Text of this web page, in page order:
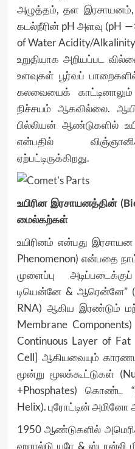
அழுத்தம், தள இரசாயனம்,
கடல்நீரின் pH அளவு (pH
of Water Acidity/
உறுதியாக அறியப்பட
உளவுகள் பூர்வப்
கலவையைக்
நிச்சயம் ஆகவில்லை.
பில்லியன் ஆண்டுகளில்
என்பதில்
ஏற்பட்டிருக்கிறது.
உயிரின இரசாயனத்தின்
மைல்கற்கள்
உயிரினம் என்பது
Phenomenon) என்பதை
முளைப்பு
டியென்னே & ஆரென்னே”
RNA) ஆகிய இரண்டும்
Membrane
Continuous Layer of
Cell] ஆகியவையும்
மூன்று மூலக்கூட்டுகள்
+Phosphates) கொண்ட
Helix). புரோட்டின் அமினோ
1950 ஆண்டுகளில்
ஹரால்டு யுரே & ஸ்டான்லி